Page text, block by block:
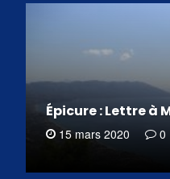
Épicure : Lettre à
15 mars 2020 0